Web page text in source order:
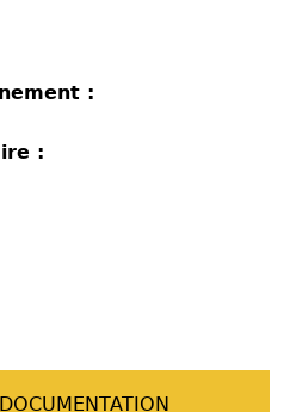
:
: